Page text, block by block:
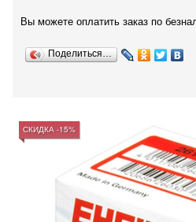
Вы можете оплатить заказ по
Поделиться…
СКИДКА -15%